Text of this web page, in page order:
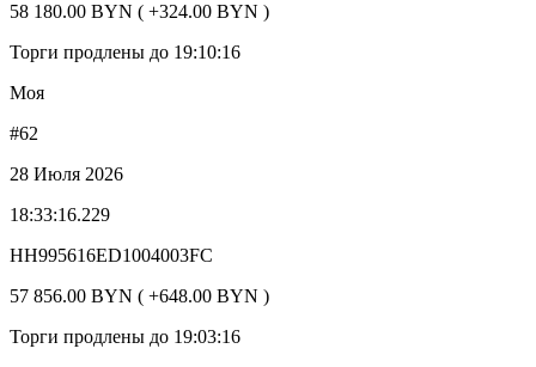
58 180.00 BYN ( +324.00 BYN )
Торги продлены до 19:10:16
Моя
#62
28 Июля 2026
18:33:16.229
HH995616ED1004003FC
57 856.00 BYN ( +648.00 BYN )
Торги продлены до 19:03:16